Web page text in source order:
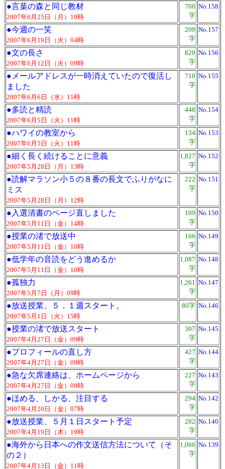
●言葉の森と同じ教材
2007年6月25日（月）19時
708
字
No.158
●今週の一笑
2007年6月19日（火）04時
209
字
No.157
●文の長さ
2007年6月12日（火）09時
820
字
No.156
● メールアドレスが一時消えていたので復活し
ました
2007年6月6日（水）11時
710
字
No.155
●多読と精読
2007年6月5日（火）11時
448
字
No.154
●ハワイの教室から
2007年6月5日（火）11時
134
字
No.153
●細く長く続けることに意義
2007年5月28日（月）13時
1,827
字
No.152
●読解マラソン小５の８番の長文でふりがなに
ミス
2007年5月28日（月）12時
222
字
No.151
● 入選清書のページ直しました
2007年5月11日（金）14時
109
字
No.150
●授業の渚で放送中
2007年5月11日（金）10時
166
字
No.149
●低学年の音読をどう進めるか
2007年5月11日（金）10時
1,087
字
No.148
●孤独力
2007年5月7日（月）09時
1,261
字
No.147
●放送授業、５．１週スタート。
2007年5月1日（火）15時
80字 No.146
●授業の渚で放送スタート
2007年4月27日（金）09時
307
字
No.145
●プロフィールの直し方
2007年4月27日（金）09時
427
字
No.144
●急な欠席連絡は、ホームページから
2007年4月27日（金）09時
227
字
No.143
●ほめる、しかる、注目する
2007年4月20日（金）07時
294
字
No.142
●放送授業、５月１日スタート予定
2007年4月19日（木）19時
282
字
No.140
●海外から日本への作文送信方法について（そ
の２）
2007年4月13日（金）11時
1,066
字
No.139